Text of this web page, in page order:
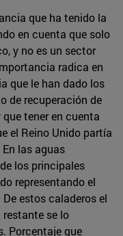
que ha tenido la
en cuenta que solo
y no es un sector
radica en
que le han dado los
de recuperación de
tener en cuenta
el Reino Unido partía
las aguas
los principales
representando el
estos caladeros el
restante se lo
Porcentaje que